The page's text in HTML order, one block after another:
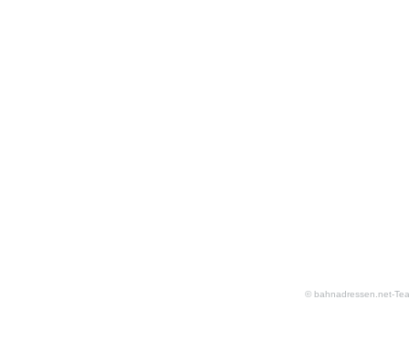
© bahnadressen.net-